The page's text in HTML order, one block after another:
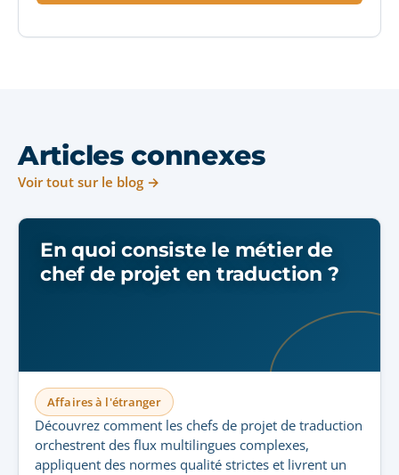
Articles connexes
Voir tout sur le blog →
En quoi consiste le métier de
chef de projet en traduction ?
Affaires à l'étranger
Découvrez comment les chefs de projet de traduction
orchestrent des flux multilingues complexes,
appliquent des normes qualité strictes et livrent un